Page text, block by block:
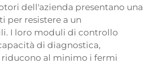
dell'azienda presentano una
per resistere a un
I loro moduli di controllo
di diagnostica,
al minimo i fermi